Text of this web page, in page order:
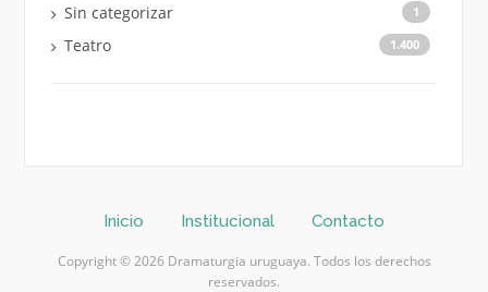
Sin categorizar 1
Teatro 1.400
Inicio Institucional Contacto
Copyright © 2026 Dramaturgia uruguaya. Todos los derechos
reservados.